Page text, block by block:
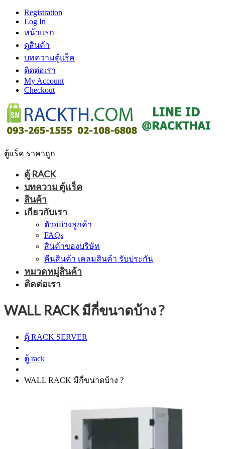
Registration
Log In
หน้าแรก
ดูสินค้า
บทความตู้แร็ค
ติดต่อเรา
My Account
Checkout
ตู้แร็ค ราคาถูก
ตู้ RACK
บทความ ตู้แร็ค
สินค้า
เกียวกับเรา
ตัวอย่างลูกค้า
FAQs
สินค้าของบริษัท
คืนสินค้า เคลมสินค้า รับประกัน
หมวดหมู่สินค้า
ติดต่อเรา
WALL RACK มีกี่ขนาดบ้าง ?
ตู้ RACK SERVER
ตู้ rack
WALL RACK มีกี่ขนาดบ้าง ?